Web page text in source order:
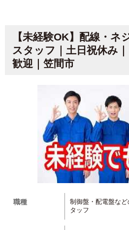
【未経験OK】配線・ネ
スタッフ｜土日祝休み
歓迎｜笠間市
職種
制御盤・配電盤な
タッフ